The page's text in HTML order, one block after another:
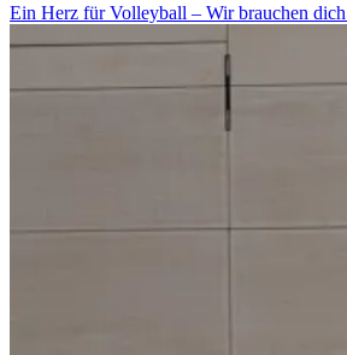
Ein Herz für Volleyball – Wir brauchen